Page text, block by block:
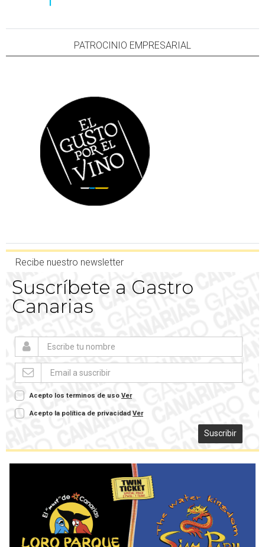
PATROCINIO EMPRESARIAL
Recibe nuestro newsletter
Suscríbete a Gastro
Canarias
Acepto los terminos de uso Ver
Acepto la política de privacidad Ver
Suscribir